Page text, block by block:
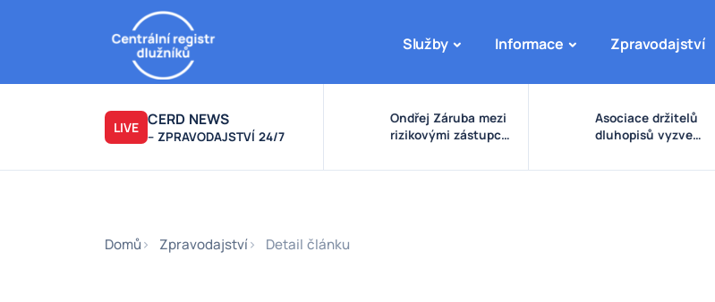
Služby Informace Zpravodajství
LIVE CERD NEWS
– ZPRAVODAJSTVÍ 24/7
Ondřej Záruba mezi
rizikovými zástupci:
kolem eDO, fondu
Asociace držitelů
dluhopisů vyzve
pravidel pro emise a
Domů Zpravodajství Detail článku